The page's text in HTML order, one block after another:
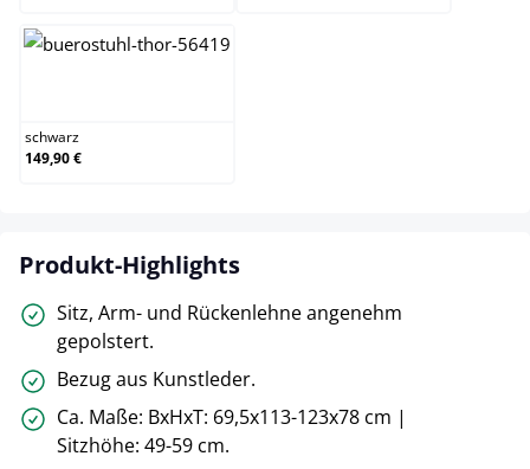
schwarz
149,90 €
Produkt-Highlights
Sitz, Arm- und Rückenlehne angenehm
gepolstert.
Bezug aus Kunstleder.
Ca. Maße: BxHxT: 69,5x113-123x78 cm |
Sitzhöhe: 49-59 cm.